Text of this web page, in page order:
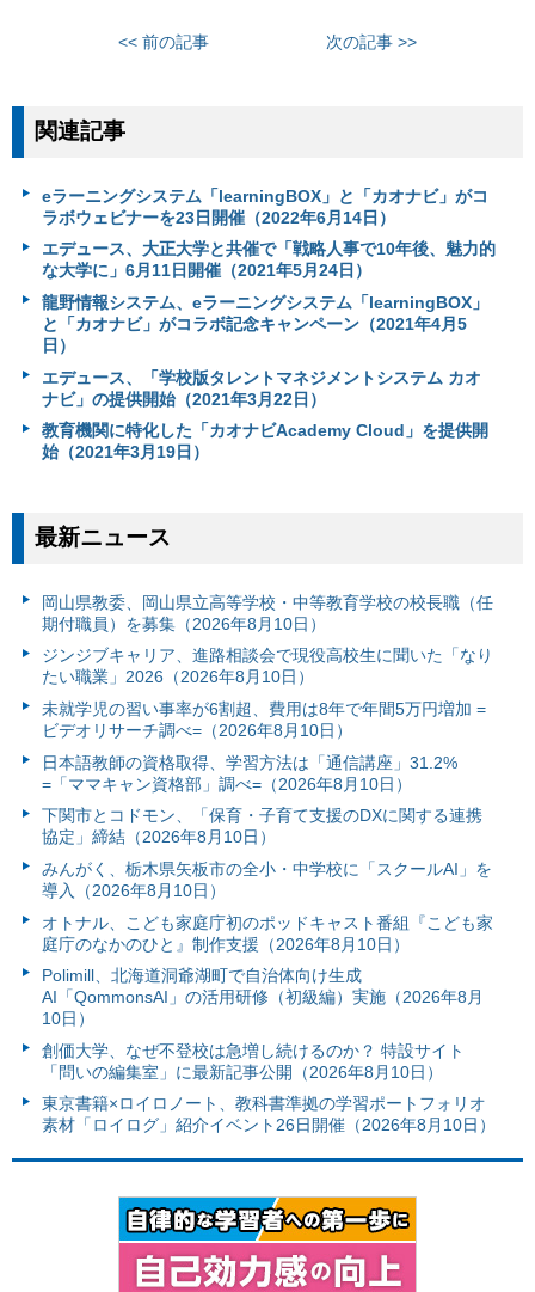
<< 前の記事 次の記事 >>
関連記事
eラーニングシステム「learningBOX」と「カオナビ」がコ
ラボウェビナーを23日開催（2022年6月14日）
エデュース、大正大学と共催で「戦略人事で10年後、魅力的
な大学に」6月11日開催（2021年5月24日）
龍野情報システム、eラーニングシステム「learningBOX」
と「カオナビ」がコラボ記念キャンペーン（2021年4月5
日）
エデュース、「学校版タレントマネジメントシステム カオ
ナビ」の提供開始（2021年3月22日）
教育機関に特化した「カオナビAcademy Cloud」を提供開
始（2021年3月19日）
最新ニュース
岡山県教委、岡山県立高等学校・中等教育学校の校長職（任
期付職員）を募集（2026年8月10日）
ジンジブキャリア、進路相談会で現役高校生に聞いた「なり
たい職業」2026（2026年8月10日）
未就学児の習い事率が6割超、費用は8年で年間5万円増加 =
ビデオリサーチ調べ=（2026年8月10日）
日本語教師の資格取得、学習方法は「通信講座」31.2%
=「ママキャン資格部」調べ=（2026年8月10日）
下関市とコドモン、「保育・子育て支援のDXに関する連携
協定」締結（2026年8月10日）
みんがく、栃木県矢板市の全小・中学校に「スクールAI」を
導入（2026年8月10日）
オトナル、こども家庭庁初のポッドキャスト番組『こども家
庭庁のなかのひと』制作支援（2026年8月10日）
Polimill、北海道洞爺湖町で自治体向け生成
AI「QommonsAI」の活用研修（初級編）実施（2026年8月
10日）
創価大学、なぜ不登校は急増し続けるのか？ 特設サイト
「問いの編集室」に最新記事公開（2026年8月10日）
東京書籍×ロイロノート、教科書準拠の学習ポートフォリオ
素材「ロイログ」紹介イベント26日開催（2026年8月10日）